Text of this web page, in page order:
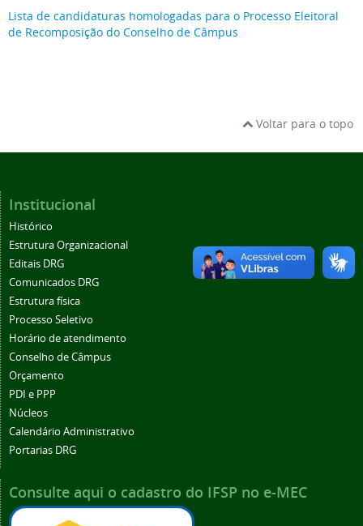
Lista de candidaturas homologadas para o Processo Eleitoral
de Recomposição do Conselho de Câmpus
Voltar para o topo
Institucional
Histórico
Estrutura Organizacional
Editais DRG
Comunicados DRG
Estrutura física
Processo Seletivo
Horário de atendimento
Conselho de Câmpus
Orçamento
PDI e PPP
Núcleos
Calendário Administrativo
Portarias DRG
Consulte aqui o cadastro do IFSP no e-MEC